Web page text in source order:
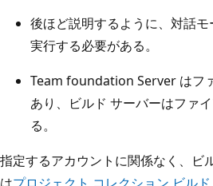
後ほど説明するように、対話
実行する必要がある。
Team foundation Server はフ
あり、ビルド サーバーはファ
る。
指定するアカウントに関係なく、ビ